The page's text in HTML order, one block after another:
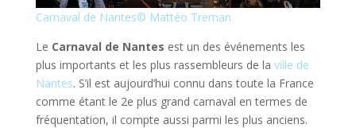
Carnaval de Nantes© Mattéo Treman
Le Carnaval de Nantes est un des événements les
plus importants et les plus rassembleurs de la ville de
Nantes. S’il est aujourd’hui connu dans toute la France
comme étant le 2e plus grand carnaval en termes de
fréquentation, il compte aussi parmi les plus anciens.